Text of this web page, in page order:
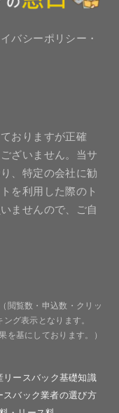
バシーポリシー・
おりますが正確
ざいません。当サ
、特定の会社に勧
を利用した際のト
ませんので、ご自
閲覧数・申込数・クリッ
グ表示となります。
を基にしております。）
リースバック基礎知識
スバック業者の選び方